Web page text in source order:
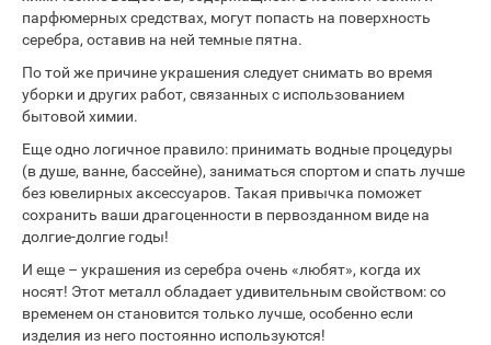
парфюмерных средствах, могут попасть на поверхность
серебра, оставив на ней темные пятна.
По той же причине украшения следует снимать во время
уборки и других работ, связанных с использованием
бытовой химии.
Еще одно логичное правило: принимать водные процедуры
(в душе, ванне, бассейне), заниматься спортом и спать лучше
без ювелирных аксессуаров. Такая привычка поможет
сохранить ваши драгоценности в первозданном виде на
долгие-долгие годы!
И еще – украшения из серебра очень «любят», когда их
носят! Этот металл обладает удивительным свойством: со
временем он становится только лучше, особенно если
изделия из него постоянно используются!